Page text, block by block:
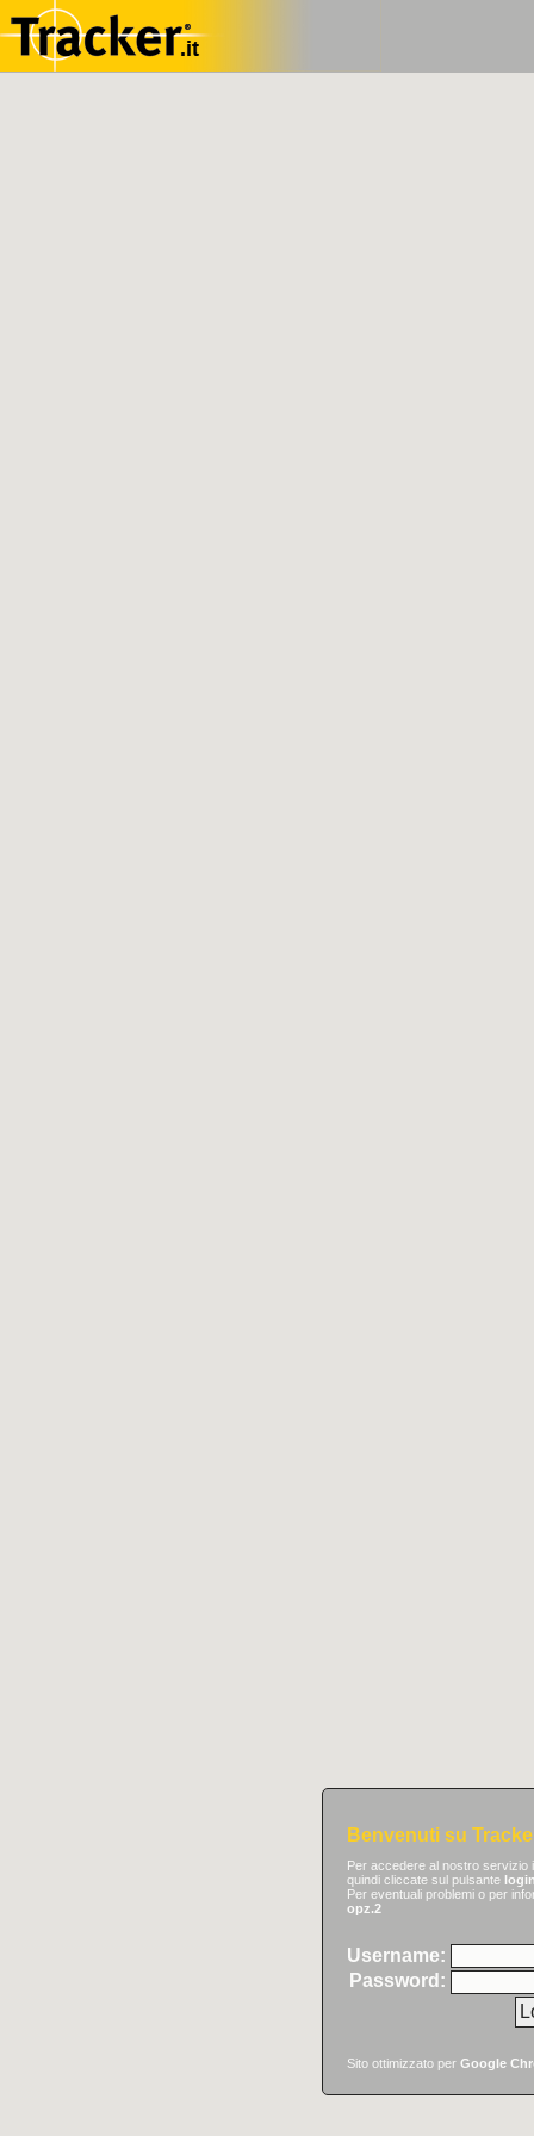
Benvenuti su
Per accedere al nostro
quindi cliccate sul pulsante
Per eventuali problemi o per
opz.2
Username:
Password:
Sito ottimizzato per Google